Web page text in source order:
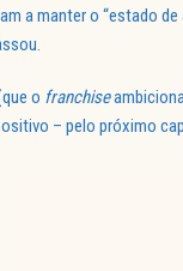
a manter o “estado de
o franchise
– pelo próximo